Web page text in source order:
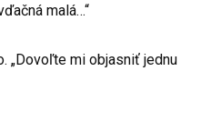
malá…“
„Dovoľte mi objasniť jednu